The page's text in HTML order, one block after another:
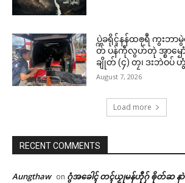
ပ္ဍဲခရိုၚ်နန်ထၜုရဳ ကွး
တ် ပန်ကဵုလွဟ်တုဲ အ္စာၝေ
ချိုတ် (၄) တၠ၊ ဒးဘဲဝပ်
August 7, 2026
Load more
RECENT COMMENTS
Aungthaw on ဂွံအခေါၚ် တၚ်ယၟုမန်ဟီုဂှ် ၜိုတ်ဆ နာဲ၊